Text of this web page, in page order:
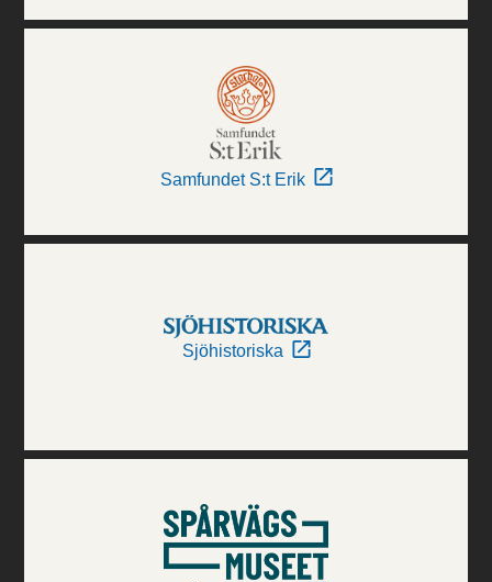
Samfundet S:t Erik
Sjöhistoriska